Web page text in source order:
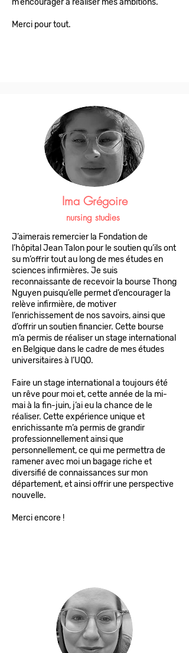
m’encourager à réaliser mes ambitions.
Merci pour tout.
Ima Grégoire
nursing studies
J’aimerais remercier la Fondation de
l’hôpital Jean Talon pour le soutien qu’ils ont
su m’offrir tout au long de mes études en
sciences infirmières. Je suis
reconnaissante de recevoir la bourse Thong
Nguyen puisqu’elle permet d’encourager la
relève infirmière, de motiver
l’enrichissement de nos savoirs, ainsi que
d’offrir un soutien financier. Cette bourse
m’a permis de réaliser un stage international
en Belgique dans le cadre de mes études
universitaires à l’UQO.
Faire un stage international a toujours été
un rêve pour moi et, cette année de la mi-
mai à la fin-juin, j’ai eu la chance de le
réaliser. Cette expérience unique et
enrichissante m’a permis de grandir
professionnellement ainsi que
personnellement, ce qui me permettra de
ramener avec moi un bagage riche et
diversifié de connaissances sur mon
département, et ainsi offrir une perspective
nouvelle.
Merci encore !